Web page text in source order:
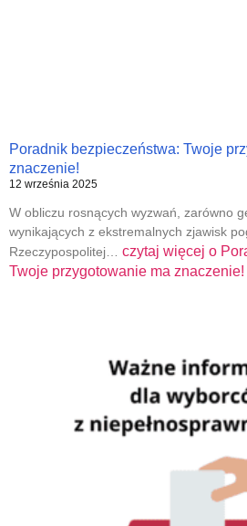
Poradnik bezpieczeństwa: Twoje
znaczenie!
12 września 2025
W obliczu rosnących wyzwań, zarówno
wynikających z ekstremalnych zjawisk
Rzeczypospolitej… czytaj więcej o
Twoje przygotowanie ma znaczenie!